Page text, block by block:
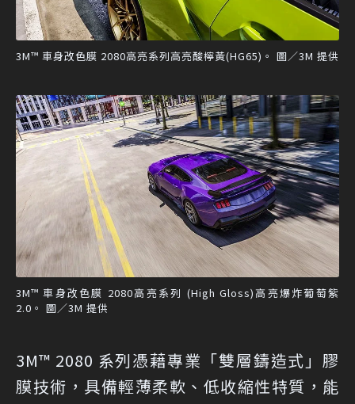
3M™ 車身改色膜 2080高亮系列高亮酸檸黃(HG65)。 圖／3M 提供
3M™ 車身改色膜 2080高亮系列 (High Gloss)高亮爆炸葡萄紫
2.0。 圖／3M 提供
3M™ 2080 系列憑藉專業「雙層鑄造式」膠
膜技術，具備輕薄柔軟、低收縮性特質，能